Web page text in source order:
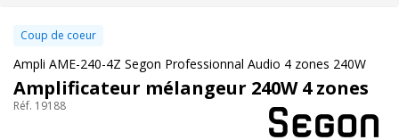
Coup de coeur
Ampli AME-240-4Z Segon Professionnal Audio 4 zones 240W
Amplificateur mélangeur 240W 4 zones
Réf. 19188